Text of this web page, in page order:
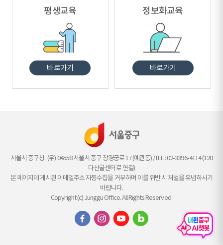
평생교육
바로가기
정보화교육
바로가기
서울시 중구청 : (우) 04558 서울시 중구 창경궁로 17 (예관동) /TEL : 02-3396-4114 (120
다산콜센터로 연결)
본 페이지에 게시된 이메일주소 자동수집을 거부하며 이를 위반 시 처벌을 유념하시기
바랍니다.
Copyright (c) Junggu Office. All Rights Reserved.